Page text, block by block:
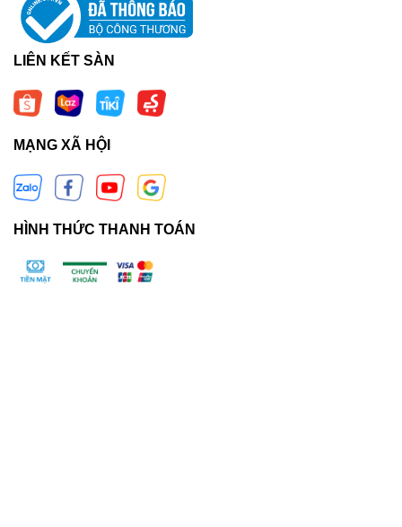
LIÊN KẾT SÀN
MẠNG XÃ HỘI
HÌNH THỨC THANH TOÁN